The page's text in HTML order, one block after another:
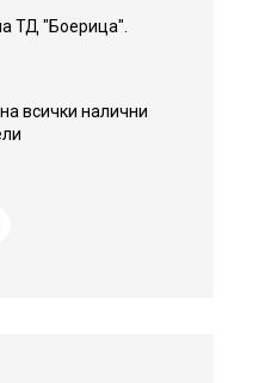
ТД "Боерица".
на всички налични